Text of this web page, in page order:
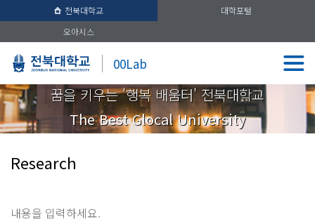
전북대학교
대학포털
오아시스
00Lab
꿈을 키우는 '행복 배움터' 전북대학교
The Best Glocal University
Research
내용을 입력하세요.